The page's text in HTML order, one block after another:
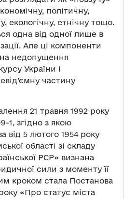
політичну,
екологічну, етнічну тощо.
одна від одної лише в
Але ці компоненти
недопущення
України і
частину
21 травня 1992 року
1, згідно з якою
від 5 лютого 1954 року
області зі складу
РСР» визнана
сили з моменту її
кроком стала Постанова
«Про статус міста